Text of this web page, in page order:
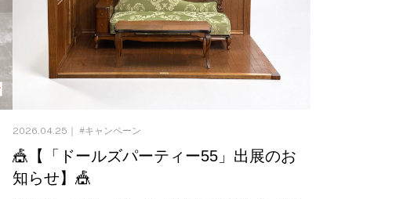
2026.04.25｜ キャンペーン
🎪【「ドールズパーティー55」出展のお
知らせ】🎪